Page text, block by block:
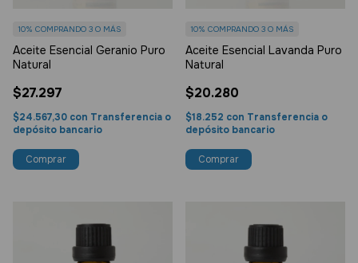
Aceite Esencial Geranio Puro
Natural
$27.297
10% COMPRANDO 3 O MÁS
$24.567,30 con Transferencia o
depósito bancario
Aceite Esencial Lavanda Puro
Natural
$20.280
10% COMPRANDO 3 O MÁS
$18.252 con Transferencia o
depósito bancario